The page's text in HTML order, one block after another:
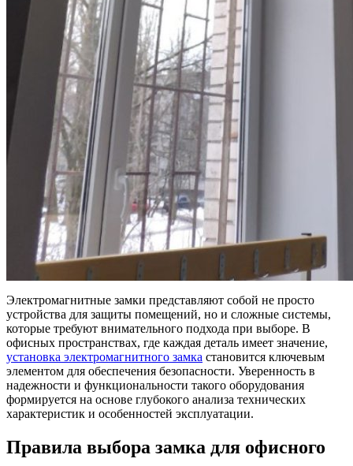
Электромагнитные замки представляют собой не просто
устройства для защиты помещений, но и сложные системы,
которые требуют внимательного подхода при выборе. В
офисных пространствах, где каждая деталь имеет значение,
установка электромагнитного замка становится ключевым
элементом для обеспечения безопасности. Уверенность в
надежности и функциональности такого оборудования
формируется на основе глубокого анализа технических
характеристик и особенностей эксплуатации.
Правила выбора замка для офисного